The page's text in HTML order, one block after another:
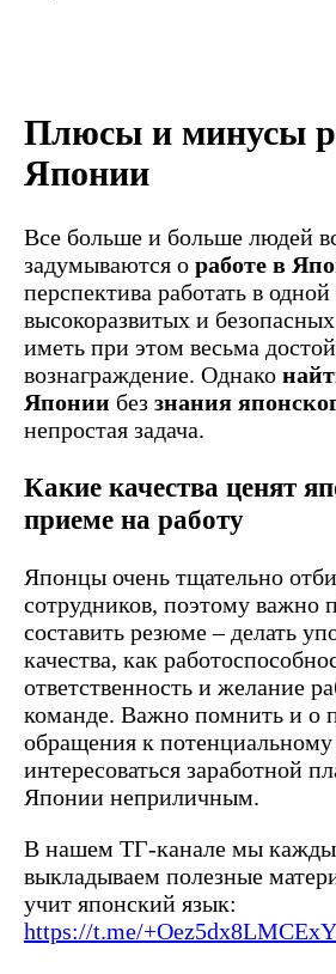
Плюсы и минусы
Японии
Все больше и больше людей
задумываются о работе в
перспектива работать в
высокоразвитых и
иметь при этом весьма
вознаграждение. Однако
Японии без знания
непростая задача.
Какие качества ценят
приеме на работу
Японцы очень тщательно
сотрудников, поэтому важно
составить резюме – делать
качества, как
ответственность и желание
команде. Важно помнить и о
обращения к потенциальному
интересоваться заработной
Японии неприличным.
В нашем ТГ-канале мы
выкладываем полезные
учит японский язык:
https://t.me/